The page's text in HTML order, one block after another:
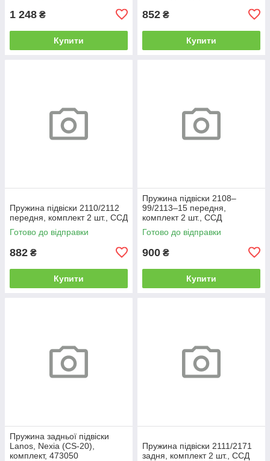
1 248 ₴
Купити
852 ₴
Купити
Пружина підвіски 2110/2112
передня, комплект 2 шт., ССД
Готово до відправки
882 ₴
Купити
Пружина підвіски 2108–
99/2113–15 передня,
комплект 2 шт., ССД
Готово до відправки
900 ₴
Купити
Пружина задньої підвіски
Lanos, Nexia (CS-20),
комплект, 473050
Пружина підвіски 2111/2171
задня, комплект 2 шт., ССД